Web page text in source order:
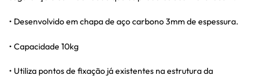
• Desenvolvido em chapa de aço carbono 3mm de espessura.
• Capacidade 10kg
• Utiliza pontos de fixação já existentes na estrutura da